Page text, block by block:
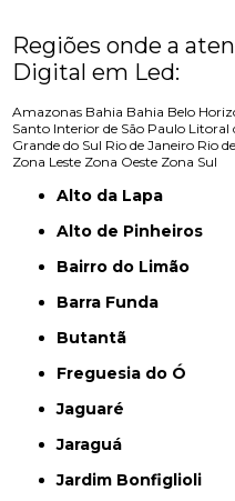
Regiões onde a
Digital em Led:
Amazonas Bahia Bahia Belo
Santo Interior de São Paulo Litoral
Grande do Sul Rio de Janeiro Rio
Zona Leste Zona Oeste Zona Sul
Alto da Lapa
Alto de Pinheiros
Bairro do Limão
Barra Funda
Butantã
Freguesia do Ó
Jaguaré
Jaraguá
Jardim Bonfiglioli